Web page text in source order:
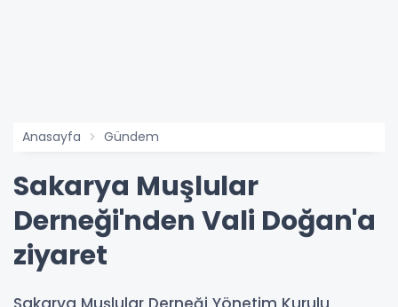
Anasayfa Gündem
Sakarya Muşlular
Derneği'nden Vali Doğan'a
ziyaret